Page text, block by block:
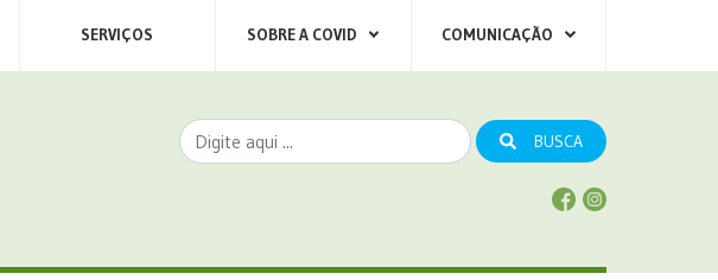
SERVIÇOS SOBRE A COVID COMUNICAÇÃO
BUSCA